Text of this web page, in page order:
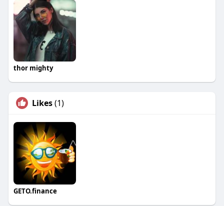
thor mighty
Likes(1)
GETO.finance